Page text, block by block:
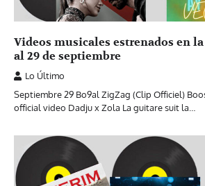
Videos musicales estrenados en
al 29 de septiembre
Lo Último
Septiembre 29 Bo9al ZigZag (Clip Officiel)
official video Dadju x Zola La guitare suit la…